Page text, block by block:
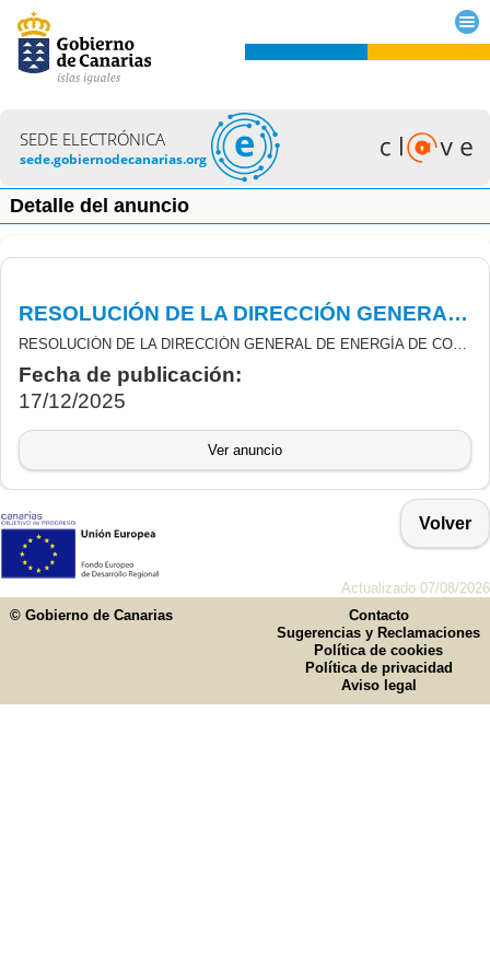
SEDE ELECTRÓNICA
sede.gobiernodecanarias.org
Detalle del anuncio
RESOLUCIÓN DE LA DIRECCIÓN GENERAL DE ENERGÍA DE CORRECCIÓN DE ERRORES DE LA RESOLUCION DE LOS PROGRAMAS DE INCENTIVOS LIGADOS AL AUTOCONSUMO Y ALMACENAMIENTO
RESOLUCIÓN DE LA DIRECCIÓN GENERAL DE ENERGÍA DE CORRECCIÓN DE ERRORES DERIVADOS DE LA CONVOCATORIA APROBADA POR ORDEN N.º 337/2021, DEL CONSEJERO DE TRANSICIÓN ECOLÓGICA, LUCHA CONTRA EL CAMBIO CLIMÁTICO Y PLANIFICACIÓN TERRITORIAL POR LA QUE SE CONVOCAN AYUDAS EN CONCURRENCIA NO COMPETITIVA, PARA EL PERIODO 2021-2023, DERIVADAS REAL DECRETO RD 477/2021, DE 29 DE JUNIO, POR EL QUE SE REGULAN LOS PROGRAMAS DE INCENTIVOS LIGADOS AL AUTOCONSUMO Y ALMACENAMIENTO, CON FUENTES DE ENERGÍA RENOVABLE, ASÍ COMO A LA IMPLANTACIÓN DE PROGRAMAS DE SISTEMAS TÉRMICOS RENOVABLES EN EL SECTOR RESIDENCIAL, EN EL MARCO DEL PLAN DE RECUPERACIÓN TRANSFORMACIÓN Y RESILIENCIA (MRR)
Fecha de publicación:
17/12/2025
Ver anuncio
Volver
Actualizado 07/08/2026
© Gobierno de Canarias
Contacto
Sugerencias y Reclamaciones
Política de cookies
Política de privacidad
Aviso legal